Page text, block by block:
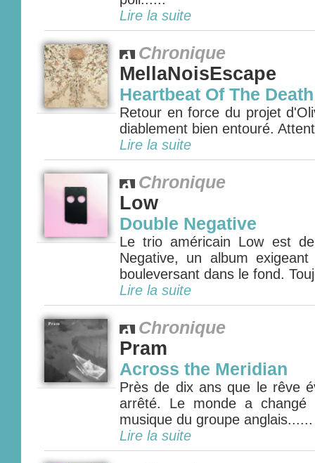
Lire la suite
Chronique
MellaNoisEscape
Heartbeat Of The Death
Retour en force du projet
diablement bien entouré.
Lire la suite
Chronique
Low
Double Negative
Le trio américain Low est
Negative, un album
bouleversant dans le fond.
Lire la suite
Chronique
Pram
Across the Meridian
Près de dix ans que le rêve
arrêté. Le monde a changé
musique du groupe anglais......
Lire la suite